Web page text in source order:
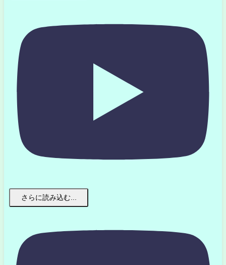
さらに読み込む...